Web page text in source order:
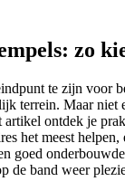
zo
te zijn voor
terrein. Maar niet
ontdek je
het meest
goed
de band weer